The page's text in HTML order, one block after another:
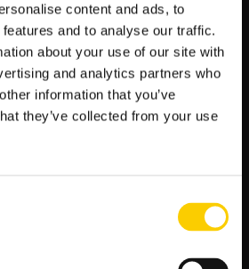
content and ads, to
and to analyse our traffic.
about your use of our site with
and analytics partners who
information that you’ve
they’ve collected from your use
Przychodzący
transfer/Wypożyczenie
Transfer z Lille OSC
Transfer z AS Monaco
dostępna na oficjalnej stronie